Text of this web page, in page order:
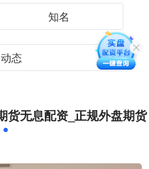
知名
态
货无息配资_正规外盘期货